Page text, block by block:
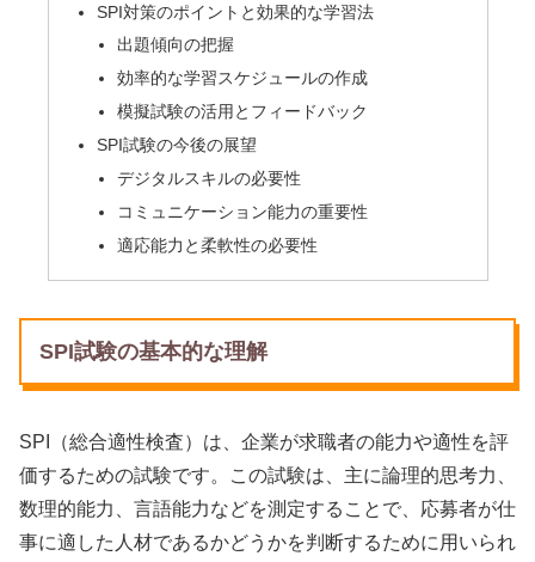
SPI対策のポイントと効果的な学習法
出題傾向の把握
効率的な学習スケジュールの作成
模擬試験の活用とフィードバック
SPI試験の今後の展望
デジタルスキルの必要性
コミュニケーション能力の重要性
適応能力と柔軟性の必要性
SPI試験の基本的な理解
SPI（総合適性検査）は、企業が求職者の能力や適性を評
価するための試験です。この試験は、主に論理的思考力、
数理的能力、言語能力などを測定することで、応募者が仕
事に適した人材であるかどうかを判断するために用いられ